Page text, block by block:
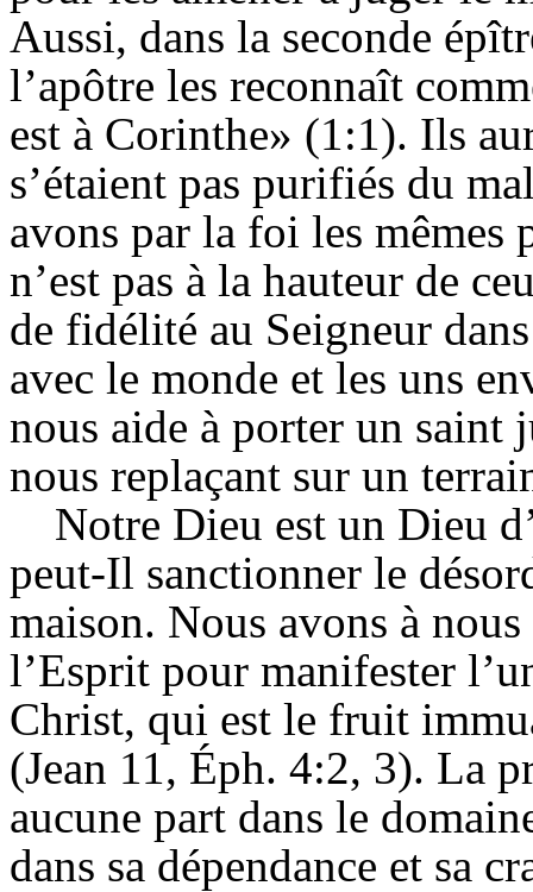
Aussi, dans la seconde
l’apôtre les reconnaît
est à Corinthe» (1:1). Ils
s’étaient pas purifiés du
avons par la foi les
n’est pas à la hauteur de
de fidélité au Seigneur
avec le monde et les uns
nous aide à porter un saint
nous replaçant sur un
Notre Dieu est un Dieu
peut-Il sanctionner le
maison. Nous avons à
l’Esprit pour manifester
Christ, qui est le fruit
(Jean 11, Éph. 4:2, 3). La
aucune part dans le
dans sa dépendance et sa